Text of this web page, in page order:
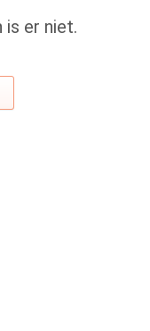
is er niet.